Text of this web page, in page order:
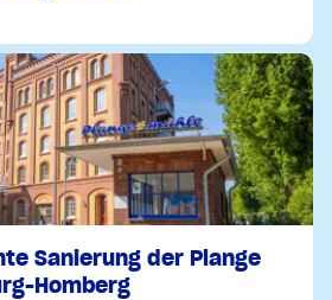
Sanierung der Plange
Homberg